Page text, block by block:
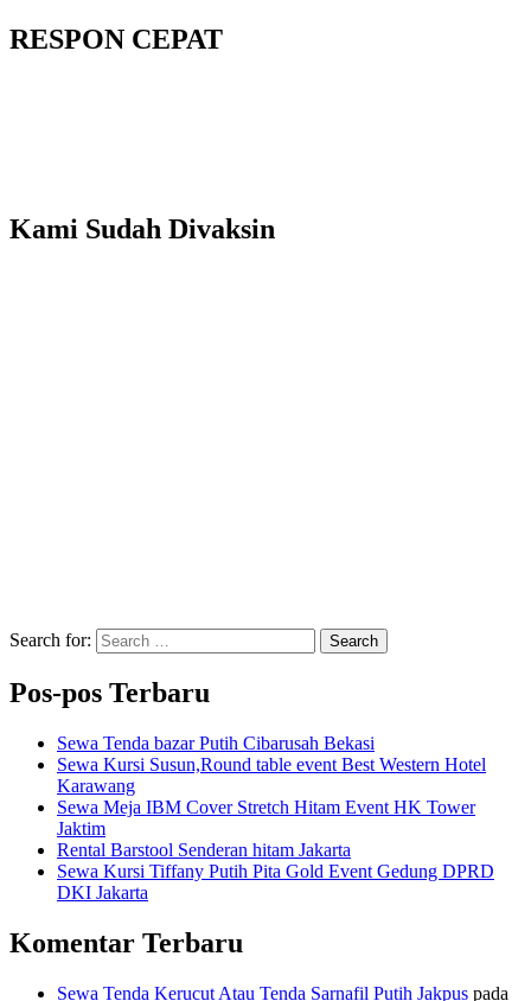
RESPON CEPAT
Kami Sudah Divaksin
Search for: Search
Pos-pos Terbaru
Sewa Tenda bazar Putih Cibarusah Bekasi
Sewa Kursi Susun,Round table event Best Western Hotel
Karawang
Sewa Meja IBM Cover Stretch Hitam Event HK Tower
Jaktim
Rental Barstool Senderan hitam Jakarta
Sewa Kursi Tiffany Putih Pita Gold Event Gedung DPRD
DKI Jakarta
Komentar Terbaru
Sewa Tenda Kerucut Atau Tenda Sarnafil Putih Jakpus pada